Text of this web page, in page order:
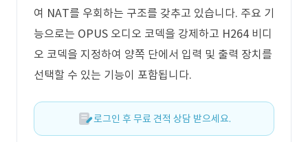
여 NAT를 우회하는 구조를 갖추고 있습니다. 주요 기
능으로는 OPUS 오디오 코덱을 강제하고 H264 비디
오 코덱을 지정하여 양쪽 단에서 입력 및 출력 장치를
선택할 수 있는 기능이 포함됩니다.
로그인 후 무료 견적 상담 받으세요.